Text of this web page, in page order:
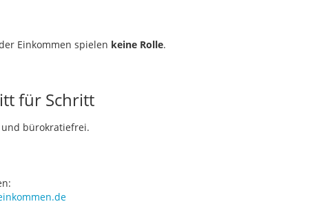
Einkommen spielen keine Rolle.
für Schritt
bürokratiefrei.